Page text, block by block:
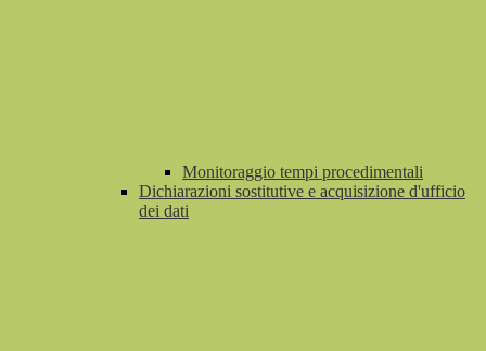
Monitoraggio tempi procedimentali
Dichiarazioni sostitutive e acquisizione d'ufficio
dei dati